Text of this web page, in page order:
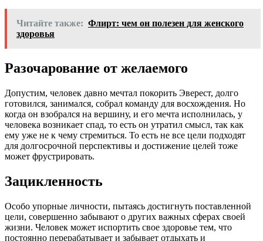
Читайте также: Флирт: чем он полезен для женского
здоровья
Разочарование от желаемого
Допустим, человек давно мечтал покорить Эверест, долго
готовился, занимался, собрал команду для восхождения. Но
когда он взобрался на вершину, и его мечта исполнилась, у
человека возникает спад, то есть он утратил смысл, так как
ему уже не к чему стремиться. То есть не все цели подходят
для долгосрочной перспективы и достижение целей тоже
может фрустрировать.
Зацикленность
Особо упорные личности, пытаясь достигнуть поставленной
цели, совершенно забывают о других важных сферах своей
жизни. Человек может испортить свое здоровье тем, что
постоянно перерабатывает и забывает отдыхать и